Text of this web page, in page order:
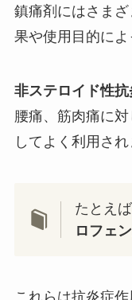
鎮痛剤にはさま
果や使用目的によ
非ステロイド性抗
腰痛、筋肉痛に
してよく利用され
たとえば
ロフェン